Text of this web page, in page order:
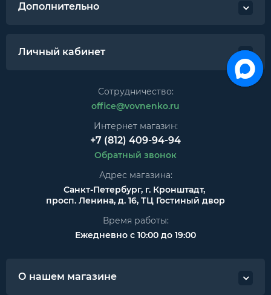
Дополнительно
Личный кабинет
Сотрудничество:
office@vovnenko.ru
Интернет магазин:
+7 (812) 409-94-94
Обратный звонок
Адрес магазина:
Санкт-Петербург, г. Кронштадт,
просп. Ленина, д. 16, ТЦ Гостиный двор
Время работы:
Ежедневно с 10:00 до 19:00
О нашем магазине